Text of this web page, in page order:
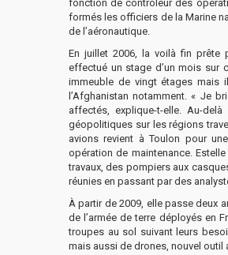
fonction de contrôleur des
formés les officiers de la Marine
de l’aéronautique.
En juillet 2006, la voilà fin prête
effectué un stage d’un mois sur
immeuble de vingt étages mais
l’Afghanistan notamment. « Je
affectés, explique-t-elle. Au-
géopolitiques sur les régions
avions revient à Toulon pour
opération de maintenance.
travaux, des pompiers aux
réunies en passant par des
À partir de 2009, elle passe deux
de l’armée de terre déployés en
troupes au sol suivant leurs
mais aussi de drones, nouvel outil